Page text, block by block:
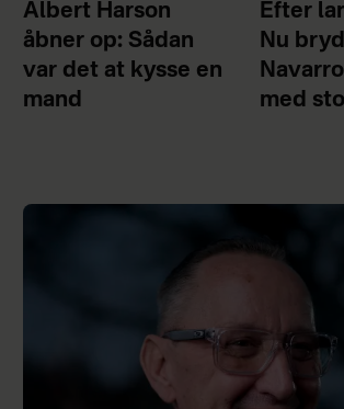
Albert Harson
åbner op: Sådan
var det at kysse en
mand
Efter
Nu
med